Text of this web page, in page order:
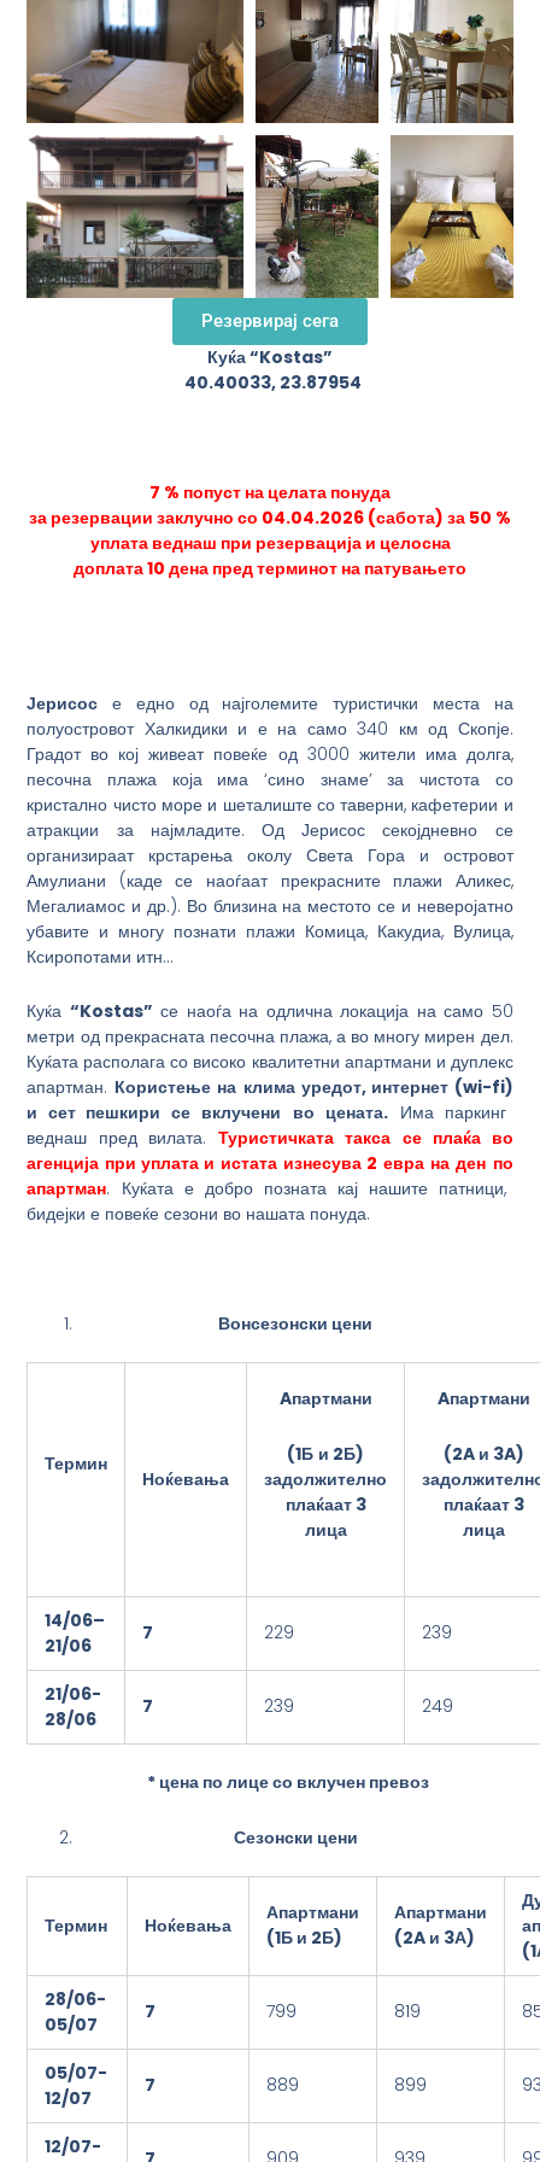
Резервирај сега
Куќа “Kostas”
40.40033, 23.87954
7 % попуст на целата понуда
за резервации заклучно со 04.04.2026 (сабота) за 50 %
уплата веднаш при резервација и целосна
доплата10 дена пред терминот на патувањето
Јерисос е едно од најголемите туристички места на
полуостровот Халкидики и е на само 340 км од Скопје.
Градот во кој живеат повеќе од 3000 жители има долга,
песочна плажа која има ‘сино знаме’ за чистота со
кристално чисто море и шеталиште со таверни, кафетерии и
атракции за најмладите. Од Јерисос секојдневно се
организираат крстарења околу Света Гора и островот
Амулиани (каде се наоѓаат прекрасните плажи Аликес,
Мегалиамос и др.). Во близина на местото се и неверојатно
убавите и многу познати плажи Комица, Какудиа, Вулица,
Ксиропотами итн…
Куќа “Kostas” се наоѓа на одлична локација на само 50
метри од прекрасната песочна плажа, а во многу мирен дел.
Куќата располага со високо квалитетни апартмани и дуплекс
апартман. Користење на клима уредот, интернет (wi-fi)
и сет пешкири се вклучени во цената. Има паркинг
веднаш пред вилата. Туристичката такса се плаќа во
агенција при уплата и истата изнесува 2 евра на ден по
апартман. Куќата е добро позната кај нашите патници,
бидејки е повеќе сезони во нашата понуда.
Вонсезонски цени
Термин
Ноќевања
Aпартмани
(1Б и 2Б)
задолжително
плаќаат 3
лица
Aпартмани
(2Aи 3A)
плаќаат 3
лица
14/06–
21/06
7 229 239
21/06-
28/06
7 239 249
* цена по лице со вклучен превоз
Сезонски цени
Термин Ноќевања
Апартмани
(1Б и 2Б)
Апартмани
(2A и 3А)
(1
28/06-
05/07
7 799 819
05/07-
12/07
7 889 899
12/07-